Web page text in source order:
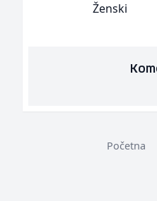
Ženski
Početna